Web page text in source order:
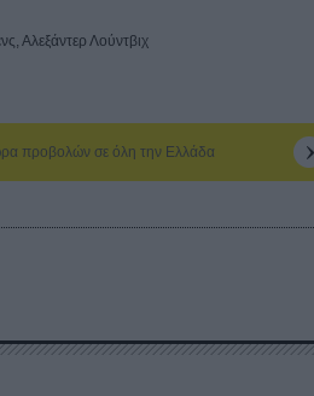
Αλεξάντερ Λούντβιχ
προβολών σε όλη την Ελλάδα